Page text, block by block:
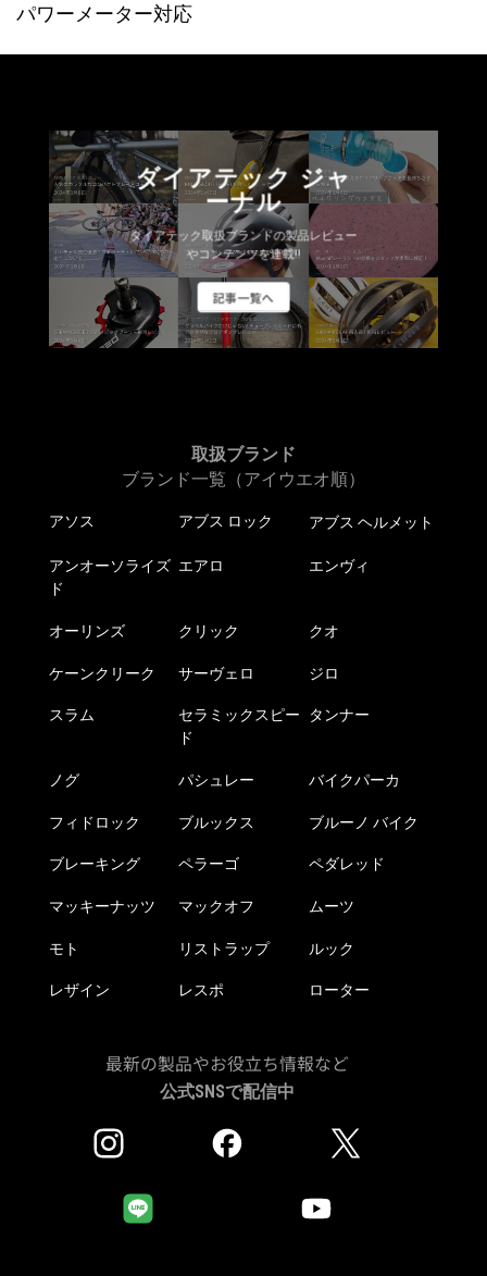
パワーメーター対応
ダイアテック ジャ
ーナル
ダイアテック取扱ブランドの製品レビュー
やコンテンツを連載!!
記事一覧へ
取扱ブランド
ブランド一覧（アイウエオ順）
アソス アブス ロック アブス ヘルメット
アンオーソライズ
ド
エアロ エンヴィ
オーリンズ クリック クオ
ケーンクリーク サーヴェロ ジロ
スラム
セラミックスピー
ド
タンナー
ノグ パシュレー バイクパーカ
フィドロック ブルックス ブルーノ バイク
ブレーキング ペラーゴ ペダレッド
マッキーナッツ マックオフ ムーツ
モト リストラップ ルック
レザイン レスポ ローター
最新の製品やお役立ち情報など
公式SNSで配信中